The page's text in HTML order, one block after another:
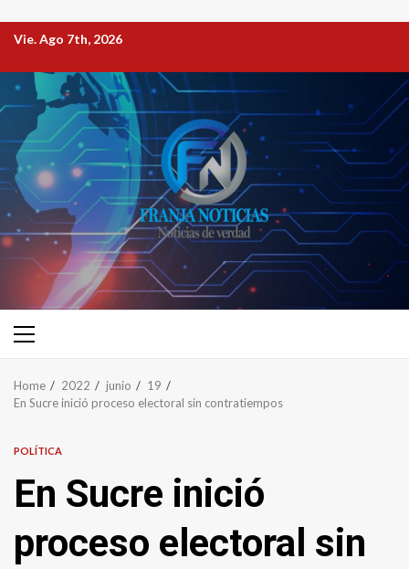
Vie. Ago 7th, 2026
Home 2022 junio
19
En Sucre inició proceso electoral sin contratiempos
POLÍTICA
En Sucre inició
proceso electoral sin